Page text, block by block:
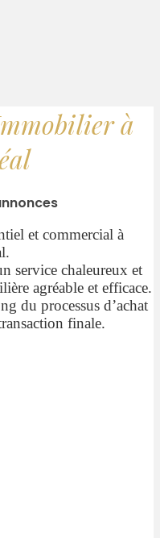
à
et commercial à
service chaleureux et
agréable et efficace.
du processus d’achat
finale.